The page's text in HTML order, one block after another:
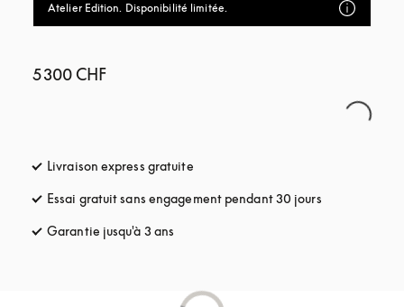
Atelier Edition. Disponibilité limitée.
5 300 CHF
Livraison express gratuite
Essai gratuit sans engagement pendant 30 jours
Garantie jusqu'à 3 ans